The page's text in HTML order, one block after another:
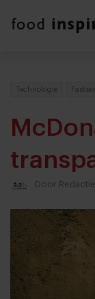
Technologie
Door Redactie